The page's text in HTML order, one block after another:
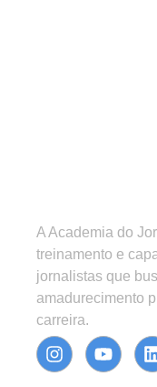
A Academia do
treinamento e
jornalistas que
amadurecimento
carreira.